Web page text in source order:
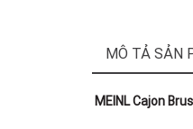
MÔ TẢ SẢN
MEINL Cajon